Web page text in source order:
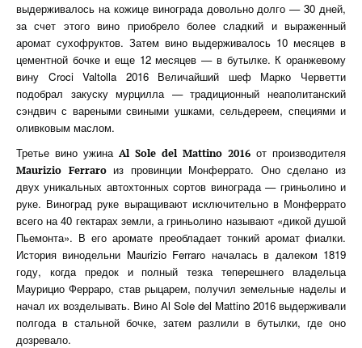
выдерживалось на кожице винограда довольно долго — 30 дней,
за счет этого вино приобрело более сладкий и выраженный
аромат сухофруктов. Затем вино выдерживалось 10 месяцев в
цементной бочке и еще 12 месяцев — в бутылке. К оранжевому
вину Croci Valtolla 2016 Величайший шеф Марко Черветти
подобрал закуску мурцилла — традиционный неаполитанский
сэндвич с вареными свиными ушками, сельдереем, специями и
оливковым маслом.
Третье вино ужина Al Sole del Mattino 2016 от производителя
Maurizio Ferraroиз провинции Монферрато. Оно сделано из
двух уникальных автохтонных сортов винограда — гриньолино и
руке. Виноград руке выращивают исключительно в Монферрато
всего на 40 гектарах земли, а гриньолино называют «дикой душой
Пьемонта». В его аромате преобладает тонкий аромат фиалки.
История винодельни Maurizio Ferraro началась в далеком 1819
году, когда предок и полный тезка теперешнего владельца
Маурицио Ферраро, став рыцарем, получил земельные наделы и
начал их возделывать. Вино Al Sole del Mattino 2016 выдерживали
полгода в стальной бочке, затем разлили в бутылки, где оно
дозревало.